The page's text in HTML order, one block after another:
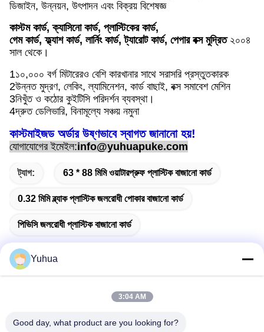
ডিজাইন, উন্নয়ন, উৎপাদন এবং বিক্রয় বিশেষজ্ঞ
কাস্টম কার্ড, ক্যাসিনো কার্ড, প্লাস্টিকের কার্ড,
গেম কার্ড, ফ্ল্যাশ কার্ড, লার্নিং কার্ড, ট্যারোট কার্ড, পেপার বক্স মুদ্রিত ২০০৪
সাল থেকে।
1১০,০০০ বর্গ মিটারেরও বেশি কারখানার সাথে সরাসরি প্রস্তুতকারক
2উন্নত মুদ্রণ, লেকিং, ল্যামিনেশন, কার্ড বাছাই, বক্স সমাবেশ মেশিন
3নিখুঁত ও কঠোর কুইটিসি পরিদর্শন ব্যবস্থা।
4দ্রুত ডেলিভারি, বিনামূল্যে সঞ্চয় নমুনা
কাস্টমাইজড অর্ডার উষ্ণভাবে স্বাগত জানানো হয়!
যোগাযোগের ইমেইল:info@yuhuapuke.com
ট্যাগ: 63 * 88 মিমি ওয়াটারপ্রুফ প্লাস্টিক বাজানো কার্ড
0.32 মিমি ব্ল্যাক প্লাস্টিক জলরোধী পোকার বাজানো কার্ড
পিভিসি জলরোধী প্লাস্টিক বাজানো কার্ড
ঠিকানা
Yuhua
3:04 AM
Good day, what product are you looking for?